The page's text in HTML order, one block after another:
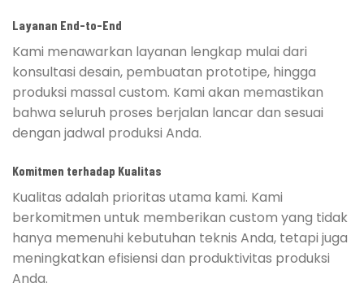
Layanan End-to-End
Kami menawarkan layanan lengkap mulai dari
konsultasi desain, pembuatan prototipe, hingga
produksi massal custom. Kami akan memastikan
bahwa seluruh proses berjalan lancar dan sesuai
dengan jadwal produksi Anda.
Komitmen terhadap Kualitas
Kualitas adalah prioritas utama kami. Kami
berkomitmen untuk memberikan custom yang tidak
hanya memenuhi kebutuhan teknis Anda, tetapi juga
meningkatkan efisiensi dan produktivitas produksi
Anda.